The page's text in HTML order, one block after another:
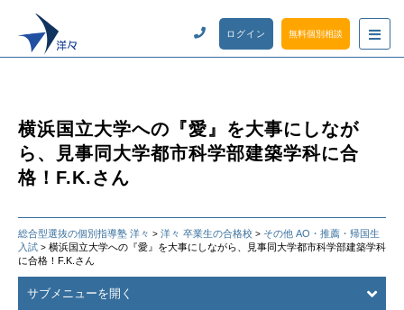
ログイン 無料個別相談
横浜国立大学への『愛』を大事にしなが
ら、見事同大学都市科学部建築学科に合
格！F.K.さん
総合型選抜の個別指導塾 洋々 > 洋々 卒業生の合格校 > その他 AO・推薦・帰国生
入試 > 横浜国立大学への『愛』を大事にしながら、見事同大学都市科学部建築学科
に合格！F.K.さん
サブメニューを開く